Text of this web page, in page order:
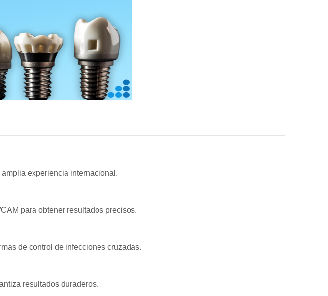
experiencia internacional.
para obtener resultados precisos.
de control de infecciones cruzadas.
resultados duraderos.